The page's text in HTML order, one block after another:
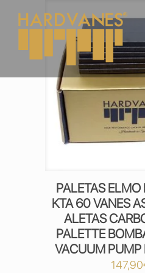
PALETAS ELMO
KTA 60 VANES
ALETAS
PALETTE
VACUUM
147,90